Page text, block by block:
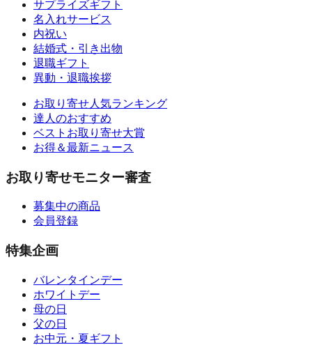
サプライズギフト
名入れサービス
内祝い
結婚式・引き出物
退職ギフト
異動・退職挨拶
お取り寄せ人気ランキング
達人のおすすめ
ベストお取り寄せ大賞
お得＆最新ニュース
お取り寄せモニター審査
募集中の商品
会員登録
特集企画
バレンタインデー
ホワイトデー
母の日
父の日
お中元・夏ギフト